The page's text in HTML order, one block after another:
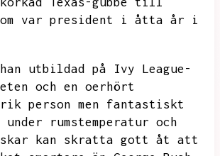
var president i åtta år i
utbildad på Ivy League-
och en oerhört
person men fantastiskt
under rumstemperatur och
kan skratta gott åt att